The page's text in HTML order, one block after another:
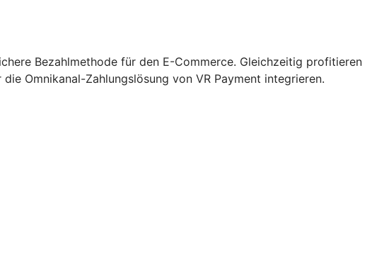
Bezahlmethode für den E-Commerce. Gleichzeitig profitieren
Omnikanal-Zahlungslösung von VR Payment integrieren.